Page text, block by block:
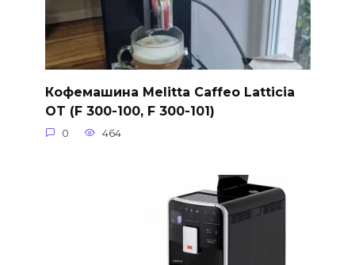
Кофемашина Melitta Caffeo Latticia
OT (F 300-100, F 300-101)
0 464